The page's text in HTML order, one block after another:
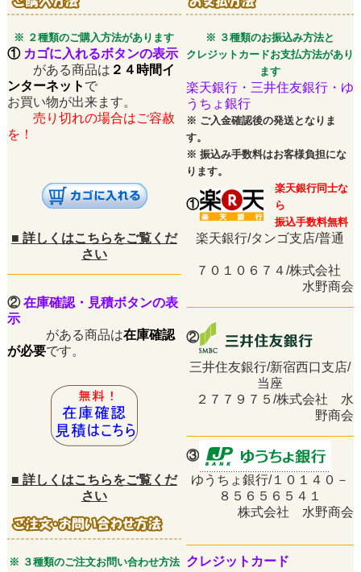
※ ２種類のご購入方法があります
※ ３種類のお振込み方法と
クレジットカードお支払方法があり
ます
① カゴに入れるボタンの表示
がある商品は ２４時間イ
ンターネット で
お買い物が出来ます。
売り切れの場合はご容赦
を！
楽天銀行・三井住友銀行・ゆ
うちょ銀行
※ ご入金確認後の発送となりま
す。
※ 振込み手数料はお客様負担にな
ります。
①
楽天銀行同士な
ら
振込手数料無料
■ 詳しくはこちらをご覧くだ
さい
楽天銀行/タンゴ支店/普通
７０１０６７４/株式会社
水野商会
②在庫確認・見積ボタンの表
示
がある商品は在庫確認
が必要です。
②
三井住友銀行/新宿西口支店/
当座
２７７９７５/株式会社 水
野商会
③
■ 詳しくはこちらをご覧くだ
さい
ゆうちょ銀行/１０１４０－
８５６５６５４１
株式会社 水野商会
※ ３種類のご注文お問い合わせ方法
クレジットカード